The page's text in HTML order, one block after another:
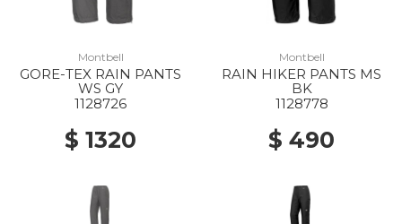
Montbell
GORE-TEX RAIN PANTS
WS GY
1128726
$ 1320
Montbell
RAIN HIKER PANTS MS
BK
1128778
$ 490